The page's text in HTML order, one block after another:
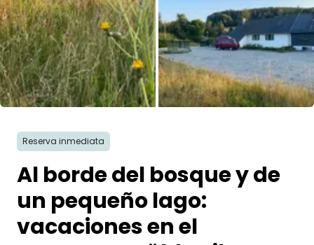
Sobre nosotros
Tienda
Contacto
Select language
Reserva inmediata
Al borde del bosque y de
un pequeño lago:
vacaciones en el